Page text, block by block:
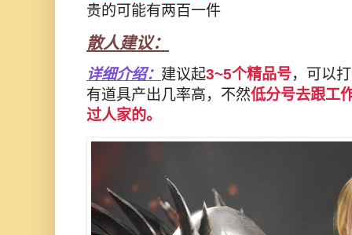
贵的可能有两百一件
散人建议：
详细介绍： 建议起3~5个精品号，可以
有道具产出几率高，不然低分号去跟工
过人家的。